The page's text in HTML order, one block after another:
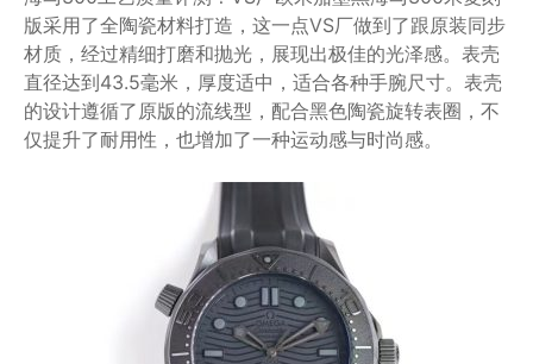
版采用了全陶瓷材料打造，这一点VS厂做到了跟原装同步
材质，经过精细打磨和抛光，展现出极佳的光泽感。表壳
直径达到43.5毫米，厚度适中，适合各种手腕尺寸。表壳
的设计遵循了原版的流线型，配合黑色陶瓷旋转表圈，不
仅提升了耐用性，也增加了一种运动感与时尚感。